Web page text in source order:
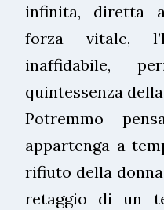
infinita, diretta
forza vitale,
inaffidabile,
quintessenza
Potremmo
appartenga a
rifiuto della
retaggio di un